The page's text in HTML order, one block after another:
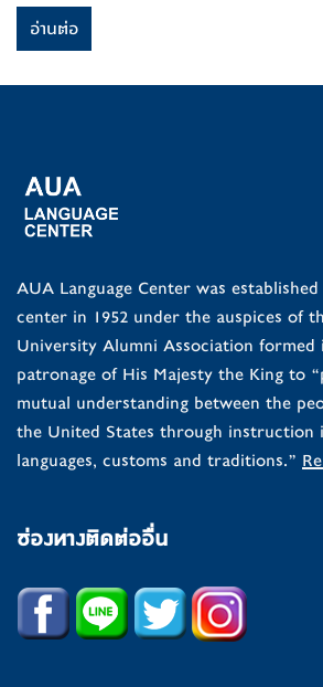
อ่านต่อ
AUA Language Center was
center in 1952 under the auspices of
University Alumni Association formed
patronage of His Majesty the King to
mutual understanding between the
the United States through instruction
languages, customs and traditions.”
ช่องทางติดต่ออื่น